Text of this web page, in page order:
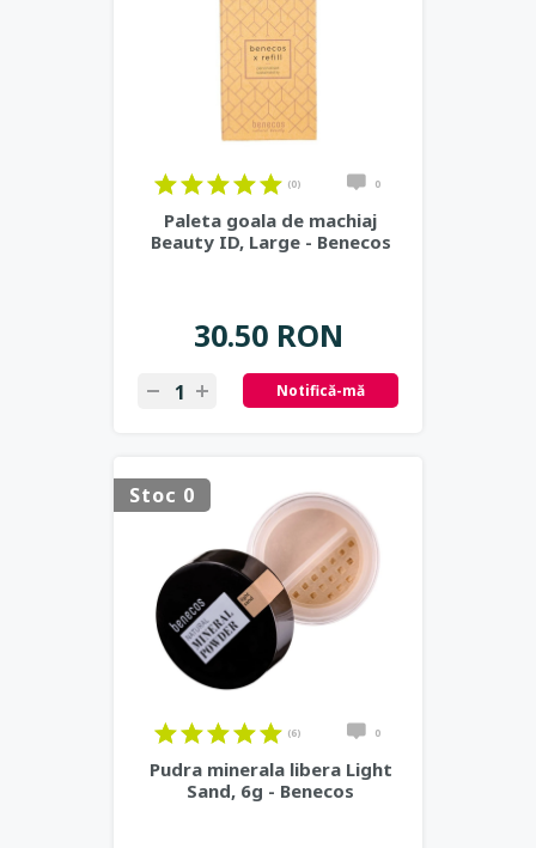
(0) 0
Paleta goala de machiaj
Beauty ID, Large - Benecos
30.50 RON
Notifică-mă
Stoc 0
(6) 0
Pudra minerala libera Light
Sand, 6g - Benecos